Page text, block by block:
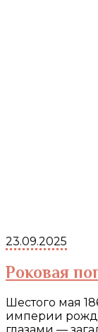
23.09.2025
Роковая
Шестого мая
империи